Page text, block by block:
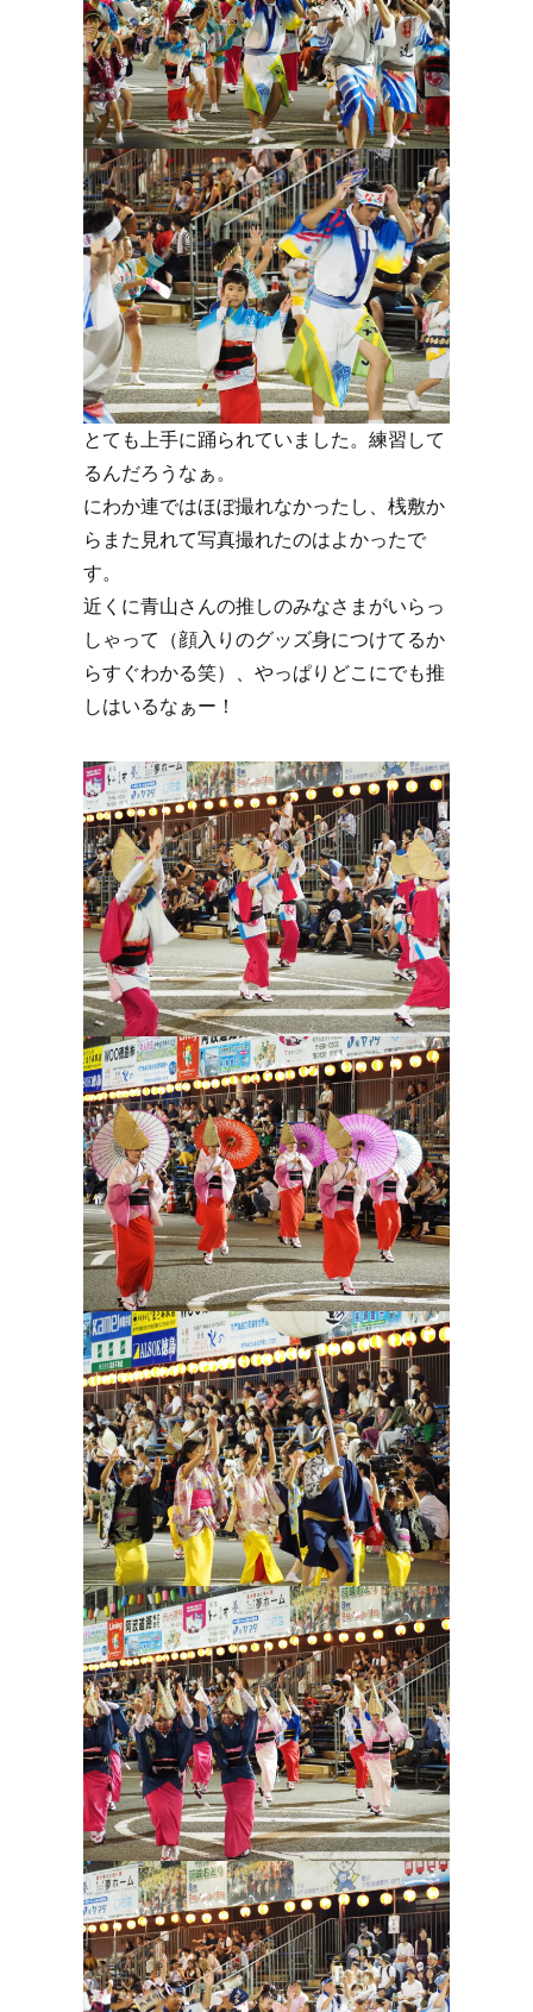
とても上手に踊られていました。練習して
るんだろうなぁ。
にわか連ではほぼ撮れなかったし、桟敷か
らまた見れて写真撮れたのはよかったで
す。
近くに青山さんの推しのみなさまがいらっ
しゃって（顔入りのグッズ身につけてるか
らすぐわかる笑）、やっぱりどこにでも推
しはいるなぁー！